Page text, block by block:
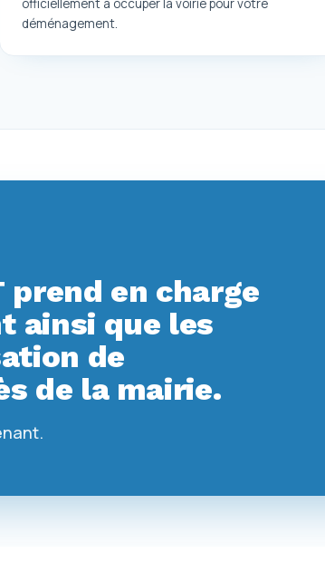
déménagement.
prend en charge
ainsi que les
de
de la mairie.